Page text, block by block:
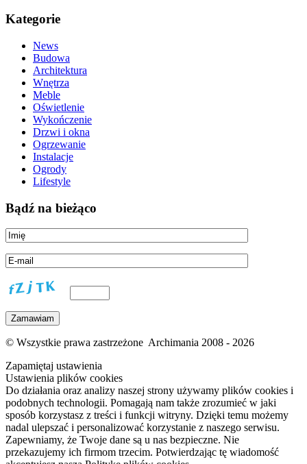
Kategorie
News
Budowa
Architektura
Wnętrza
Meble
Oświetlenie
Wykończenie
Drzwi i okna
Ogrzewanie
Instalacje
Ogrody
Lifestyle
Bądź na bieżąco
© Wszystkie prawa zastrzeżone Archimania 2008 - 2026
Zapamiętaj ustawienia
Ustawienia plików cookies
Do działania oraz analizy naszej strony używamy plików cookies i
podobnych technologii. Pomagają nam także zrozumieć w jaki
sposób korzystasz z treści i funkcji witryny. Dzięki temu możemy
nadal ulepszać i personalizować korzystanie z naszego serwisu.
Zapewniamy, że Twoje dane są u nas bezpieczne. Nie
przekazujemy ich firmom trzecim. Potwierdzając tę wiadomość